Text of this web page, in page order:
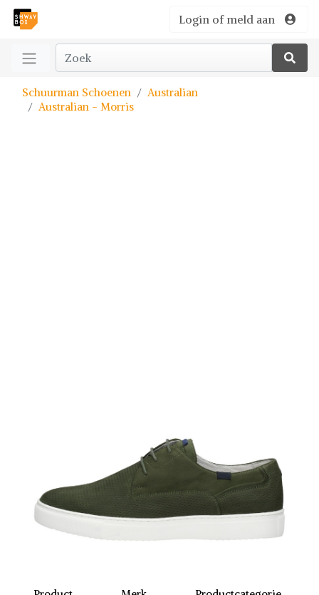
Login of meld aan
Schuurman Schoenen
Australian
Australian - Morris